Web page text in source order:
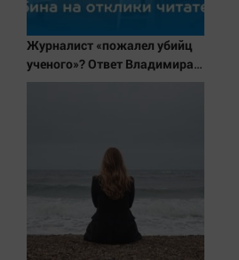
Блогеркуль
Быстрый медиазавод
Вирус чтения
Качество жизни
Журналист «пожалел убийц
ученого»? Ответ Владимира
Ворсобина на отклики